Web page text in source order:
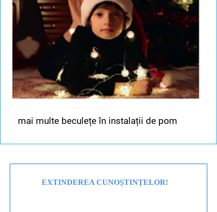
mai multe beculețe în instalații de pom
EXTINDEREA CUNOȘTINȚELOR!